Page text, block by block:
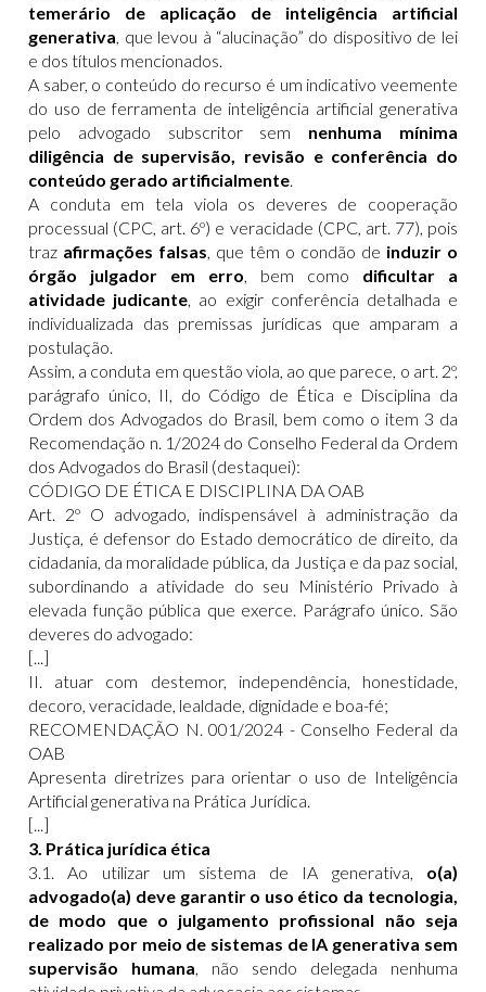
temerário de aplicação de inteligência artificial
generativa, que levou à “alucinação” do dispositivo de lei
e dos títulos mencionados.
A saber, o conteúdo do recurso é um indicativo veemente
do uso de ferramenta de inteligência artificial generativa
pelo advogado subscritor sem nenhuma mínima
diligência de supervisão, revisão e conferência do
conteúdo gerado artificialmente.
A conduta em tela viola os deveres de cooperação
processual (CPC, art. 6º) e veracidade (CPC, art. 77), pois
traz afirmações falsas, que têm o condão de induzir o
órgão julgador em erro, bem como dificultar a
atividade judicante, ao exigir conferência detalhada e
individualizada das premissas jurídicas que amparam a
postulação.
Assim, a conduta em questão viola, ao que parece, o art. 2º,
parágrafo único, II, do Código de Ética e Disciplina da
Ordem dos Advogados do Brasil, bem como o item 3 da
Recomendação n. 1/2024 do Conselho Federal da Ordem
dos Advogados do Brasil (destaquei):
CÓDIGO DE ÉTICA E DISCIPLINA DA OAB
Art. 2º O advogado, indispensável à administração da
Justiça, é defensor do Estado democrático de direito, da
cidadania, da moralidade pública, da Justiça e da paz social,
subordinando a atividade do seu Ministério Privado à
elevada função pública que exerce. Parágrafo único. São
deveres do advogado:
[...]
II. atuar com destemor, independência, honestidade,
decoro, veracidade, lealdade, dignidade e boa-fé;
RECOMENDAÇÃO N. 001/2024 - Conselho Federal da
OAB
Apresenta diretrizes para orientar o uso de Inteligência
Artificial generativa na Prática Jurídica.
[...]
3. Prática jurídica ética
3.1. Ao utilizar um sistema de IA generativa, o(a)
advogado(a) deve garantir o uso ético da tecnologia,
de modo que o julgamento profissional não seja
realizado por meio de sistemas de IA generativa sem
supervisão humana, não sendo delegada nenhuma